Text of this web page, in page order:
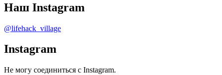
Наш Instagram
@lifehack_village
Instagram
Не могу соединиться с Instagram.